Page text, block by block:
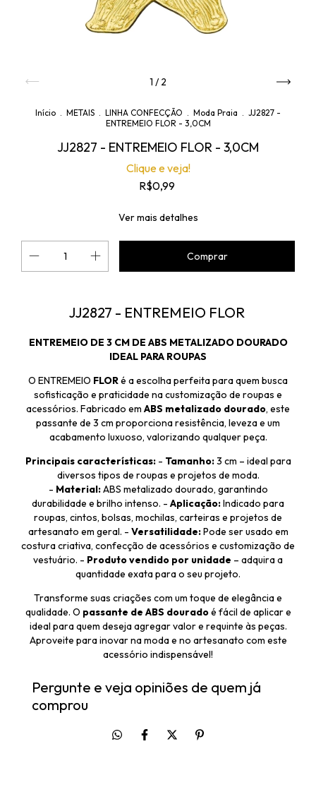
1 /2
Início . METAIS . LINHA CONFECÇÃO . Moda Praia . JJ2827 -
ENTREMEIO FLOR - 3,0CM
JJ2827 - ENTREMEIO FLOR - 3,0CM
Clique e veja!
R$0,99
Ver mais detalhes
JJ2827 - ENTREMEIO FLOR
ENTREMEIO DE 3 CM DE ABS METALIZADO DOURADO
IDEAL PARA ROUPAS
O ENTREMEIO FLORé a escolha perfeita para quem busca
sofisticação e praticidade na customização de roupas e
acessórios. Fabricado em ABS metalizado dourado, este
passante de 3 cm proporciona resistência, leveza e um
acabamento luxuoso, valorizando qualquer peça.
Principais características:- Tamanho:3 cm – ideal para
diversos tipos de roupas e projetos de moda.
- Material:ABS metalizado dourado, garantindo
durabilidade e brilho intenso. - Aplicação:Indicado para
roupas, cintos, bolsas, mochilas, carteiras e projetos de
artesanato em geral. - Versatilidade:Pode ser usado em
costura criativa, confecção de acessórios e customização de
vestuário. - Produto vendido por unidade – adquira a
quantidade exata para o seu projeto.
Transforme suas criações com um toque de elegância e
qualidade. O passante de ABS douradoé fácil de aplicar e
ideal para quem deseja agregar valor e requinte às peças.
Aproveite para inovar na moda e no artesanato com este
acessório indispensável!
Pergunte e veja opiniões de quem já
comprou